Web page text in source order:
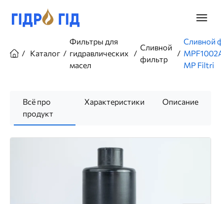
основному
Главное
навигации
Каталог
Фильтры для
гидравлических
масел
Сливной
фильтр
Сливной
MP Filtri
Всё про
продукт
Характеристики Описание